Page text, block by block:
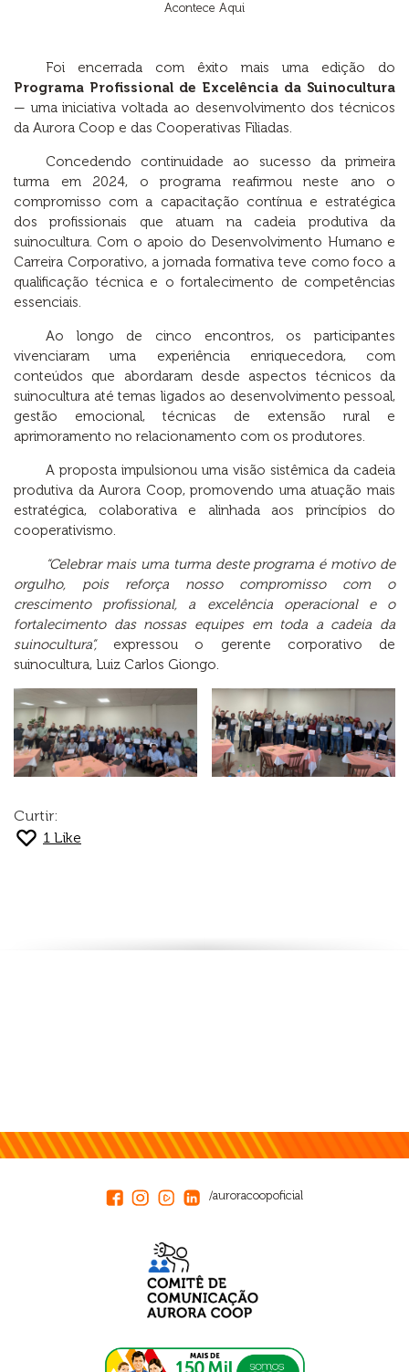
Acontece Aqui
Foi encerrada com êxito mais uma edição do
Programa Profissional de Excelência da Suinocultura
— uma iniciativa voltada ao desenvolvimento dos técnicos
da Aurora Coop e das Cooperativas Filiadas.
Concedendo continuidade ao sucesso da primeira
turma em 2024, o programa reafirmou neste ano o
compromisso com a capacitação contínua e estratégica
dos profissionais que atuam na cadeia produtiva da
suinocultura. Com o apoio do Desenvolvimento Humano e
Carreira Corporativo, a jornada formativa teve como foco a
qualificação técnica e o fortalecimento de competências
essenciais.
Ao longo de cinco encontros, os participantes
vivenciaram uma experiência enriquecedora, com
conteúdos que abordaram desde aspectos técnicos da
suinocultura até temas ligados ao desenvolvimento pessoal,
gestão emocional, técnicas de extensão rural e
aprimoramento no relacionamento com os produtores.
A proposta impulsionou uma visão sistêmica da cadeia
produtiva da Aurora Coop, promovendo uma atuação mais
estratégica, colaborativa e alinhada aos princípios do
cooperativismo.
“Celebrar mais uma turma deste programa é motivo de
orgulho, pois reforça nosso compromisso com o
crescimento profissional, a excelência operacional e o
fortalecimento das nossas equipes em toda a cadeia da
suinocultura”,expressou o gerente corporativo de
suinocultura, Luiz Carlos Giongo.
Curtir:
1 Like
/auroracoopoficial